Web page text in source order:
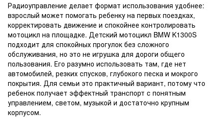
Радиоуправление делает формат использования удобнее:
взрослый может помогать ребенку на первых поездках,
корректировать движение и спокойнее контролировать
мотоцикл на площадке. Детский мотоцикл BMW K1300S
подходит для спокойных прогулок без сложного
обслуживания, но это не игрушка для дороги общего
пользования. Его разумно использовать там, где нет
автомобилей, резких спусков, глубокого песка и мокрого
покрытия. Для семьи это практичный вариант, потому что
ребенок получает эффектный транспорт с понятным
управлением, светом, музыкой и достаточно крупным
корпусом.